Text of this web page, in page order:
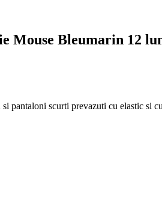
Mouse Bleumarin 12
scurti prevazuti cu elastic si